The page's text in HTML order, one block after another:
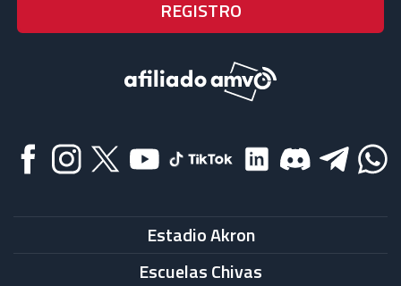
Estadio Akron
Escuelas Chivas